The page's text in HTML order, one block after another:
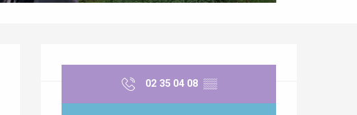
Opening hours & contact details
02 35 04 08 ▒▒